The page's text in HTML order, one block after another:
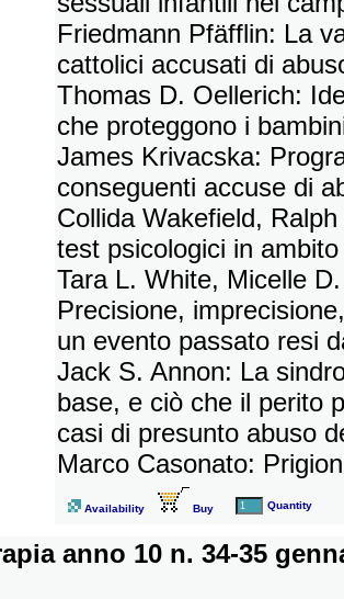
Friedmann Pfäfflin: La
cattolici accusati di
Thomas D. Oellerich:
che proteggono i
James Krivacska:
conseguenti accuse di
Collida Wakefield,
test psicologici in
Tara L. White, Micelle
Precisione,
un evento passato resi
Jack S. Annon: La
base, e ciò che il perito
casi di presunto abuso
Marco Casonato:
Availability Buy Quantity
anno 10 n. 34-35